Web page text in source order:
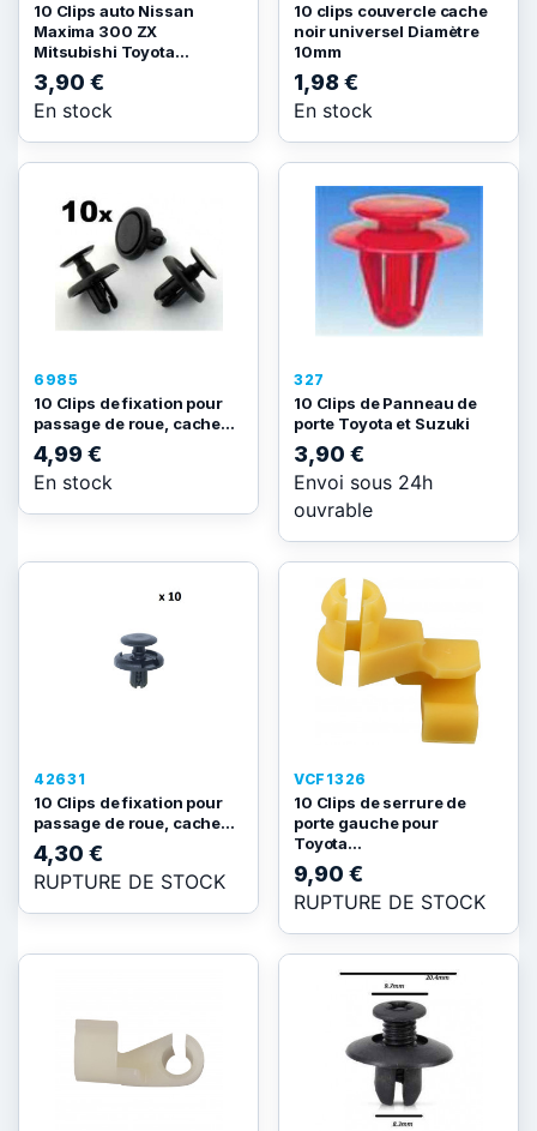
10 Clips auto Nissan
Maxima 300 ZX
Mitsubishi Toyota...
3,90 €
En stock
10 clips couvercle cache
noir universel Diamètre
10mm
1,98 €
En stock
6985
10 Clips de fixation pour
passage de roue, cache...
4,99 €
En stock
327
10 Clips de Panneau de
porte Toyota et Suzuki
3,90 €
Envoi sous 24h
ouvrable
42631
10 Clips de fixation pour
passage de roue, cache...
4,30 €
RUPTURE DE STOCK
VCF1326
10 Clips de serrure de
porte gauche pour
Toyota...
9,90 €
RUPTURE DE STOCK